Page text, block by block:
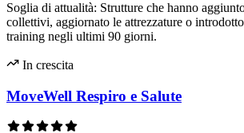
Soglia di attualità: Strutture che hanno
collettivi, aggiornato le attrezzature o
training negli ultimi 90 giorni.
In crescita
MoveWell Respiro e Salute